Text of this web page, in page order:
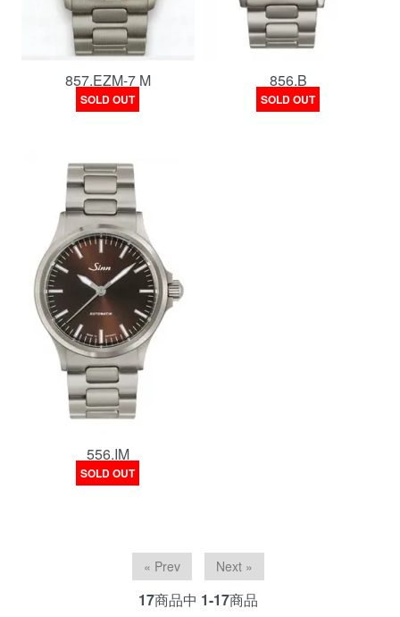
857.EZM-7 M
SOLD OUT
856.B
SOLD OUT
556.IM
SOLD OUT
« Prev Next »
17商品中 1-17商品